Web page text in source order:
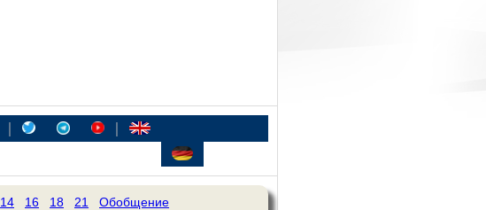
| |
14 16 18 21 Обобщение